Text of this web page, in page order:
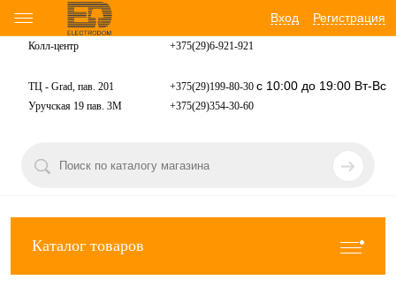
Вход Регистрация
Колл-центр +375(29)6-921-921
ТЦ - Grad, пав. 201 +375(29)199-80-30 с 10:00 до 19:00 Вт-Вс
Уручская 19 пав. 3М +375(29)354-30-60
Каталог товаров